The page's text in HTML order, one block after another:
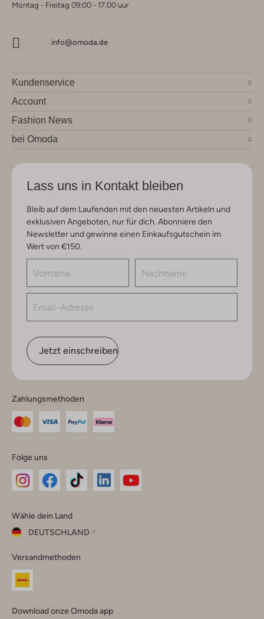
Montag - Freitag 09:00 - 17:00 uur
info@omoda.de
Kundenservice
Account
Fashion News
bei Omoda
Lass uns in Kontakt bleiben
Bleib auf dem Laufenden mit den neuesten Artikeln und
exklusiven Angeboten, nur für dich. Abonniere den
Newsletter und gewinne einen Einkaufsgutschein im
Wert von €150.
Jetzt einschreiben
Zahlungsmethoden
Folge uns
Instagram
Facebook
TikTok
Wähle dein Land
DEUTSCHLAND
dein
Land
Versandmethoden
Download onze Omoda app